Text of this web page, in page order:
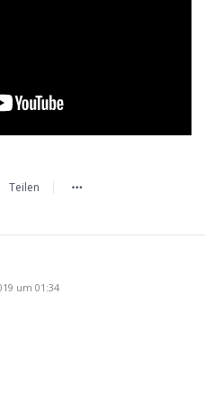
Teilen
um 01:34